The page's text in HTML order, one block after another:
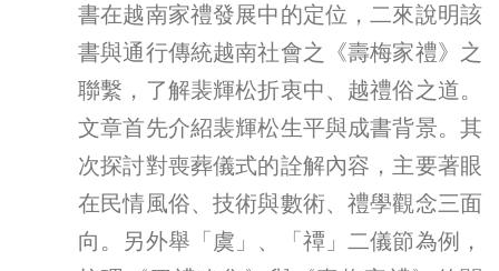
書在越南家禮發展中的定位，二來說明該
書與通行傳統越南社會之《壽梅家禮》之
聯繫，了解裴輝松折衷中、越禮俗之道。
文章首先介紹裴輝松生平與成書背景。其
次探討對喪葬儀式的詮解內容，主要著眼
在民情風俗、技術與數術、禮學觀念三面
向。另外舉「虞」、「禫」二儀節為例，